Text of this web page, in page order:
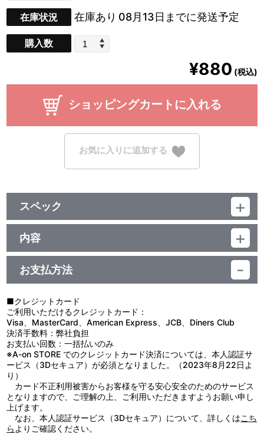
在庫状況 在庫あり 08月13日までに発送予定
購入数
¥880 (税込)
ショッピングカートに入れる
お気に入りに追加する
スペック
品番：TU-11920
ジャンル：アクリルキーホルダー、アクリルスタンド
素材：アクリル
サイズ：龍王丸：約 縦53mm×横49mm 以内
邪虎丸：約 縦51mm×横50mm 以内
生産国：日本
内容
【使用上の注意】
●本来の用途以外で使用しないでください。
●思わぬ事故のおそれがありますので、乳幼児または小さなお子様
●ケガや破損の原因になることがありますので、重いものをぶら下
げたり、無理に引っ張ったりしないでください。
●高温多湿、直射日光を避け、お子様の手の届かないところに保管
してください。
●商品の特性上、とがった部分があります。取り扱いには十分ご注
意ください。
●汚れた場合は、水や薄めた中性洗剤を含ませ固く絞った布でやさ
しく拭きとってください。
●ベンジンやシンナー、アルコール系溶剤などを使用しますと、変
色・変形・破損の原因になりますのでお避けください。
お支払方法
■クレジットカード
ご利用いただけるクレジットカード：
Visa、MasterCard、American Express、JCB、Diners Club
決済手数料：弊社負担
お支払い回数：一括払いのみ
※A-on STORE でのクレジットカード決済については、本人認証サ
ービス（3Dセキュア）が必須となりました。（2023年8月22日よ
り）
カード不正利用被害からお客様を守る安心安全のためのサービス
となりますので、ご理解の上、ご利用いただきますようお願い申し
上げます。
なお、本人認証サービス（3Dセキュア）について、詳しくはこち
ら よりご確認ください。